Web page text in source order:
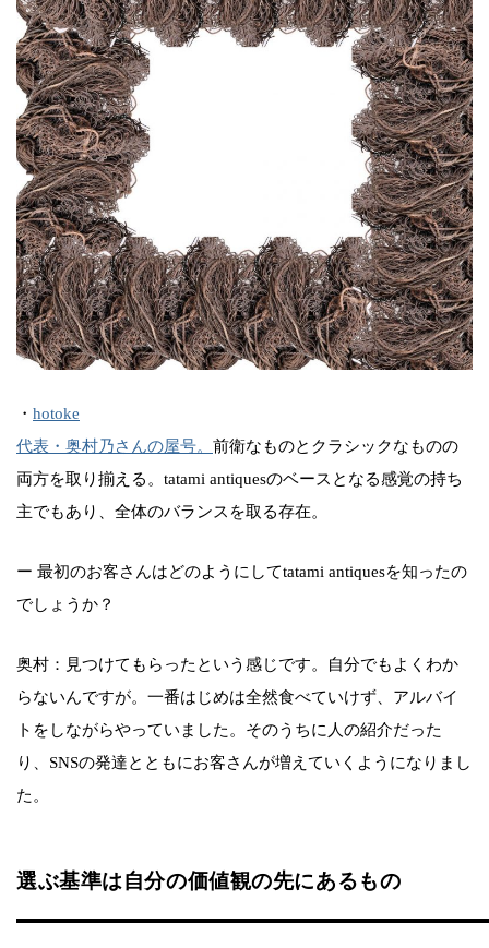
・ hotoke
代表・奥村乃さんの屋号。 前衛なものとクラシックなものの
両方を取り揃える。tatami antiquesのベースとなる感覚の持ち
主でもあり、全体のバランスを取る存在。
ー 最初のお客さんはどのようにしてtatami antiquesを知ったの
でしょうか？
奥村：見つけてもらったという感じです。自分でもよくわか
らないんですが。一番はじめは全然食べていけず、アルバイ
トをしながらやっていました。そのうちに人の紹介だった
り、SNSの発達とともにお客さんが増えていくようになりまし
た。
選ぶ基準は自分の価値観の先にあるもの